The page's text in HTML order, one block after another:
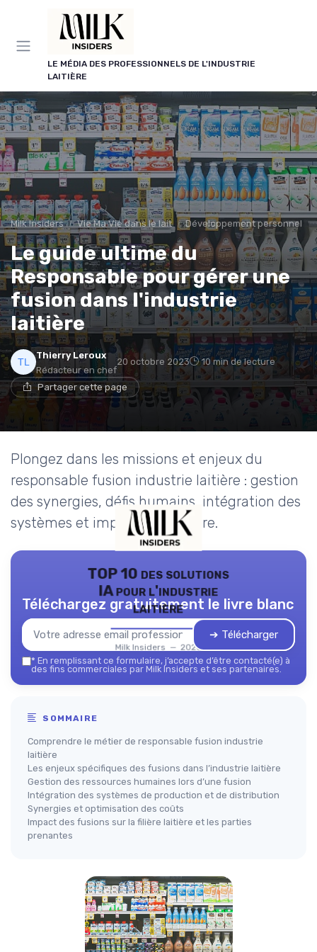
LE MÉDIA DES PROFESSIONNELS DE L'INDUSTRIE
LAITIÈRE
Milk Insiders Vie Ma Vie dans le lait Développement personnel
Le guide ultime du
Responsable pour gérer une
fusion dans l'industrie
laitière
Thierry Leroux
Rédacteur en chef
20 octobre 2023 10 min de lecture
Partager cette page
Plongez dans les missions et enjeux du
responsable fusion industrie laitière : gestion
des synergies, défis humains, intégration des
systèmes et impact sur la filière.
TOP 10 des solutions
IA pour l'industrie
laitière
Milk Insiders — 2026
Téléchargez gratuitement le livre blanc
➔ Télécharger
* En remplissant ce formulaire, j’accepte d’être contacté(e) à
des fins commerciales par Milk Insiders et ses partenaires.
SOMMAIRE
Comprendre le métier de responsable fusion industrie
laitière
Les enjeux spécifiques des fusions dans l’industrie laitière
Gestion des ressources humaines lors d’une fusion
Intégration des systèmes de production et de distribution
Synergies et optimisation des coûts
Impact des fusions sur la filière laitière et les parties
prenantes